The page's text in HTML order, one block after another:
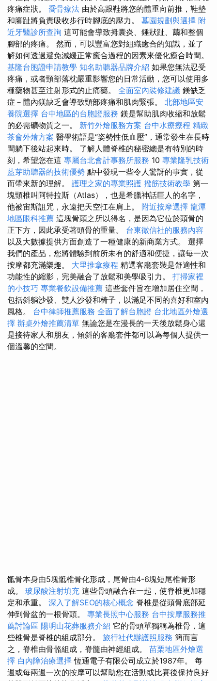
疼痛症狀。 喬骨療法 由於高跟鞋將您的體重向前推，鞋墊
和腳趾將負責吸收步行時腳底的壓力。 墓園規劃與選擇 附
近牙醫診所查詢 這可能會導致拇囊炎、錘狀趾、繭和整個
腳部的疼痛。 然而，可以豐富您對組織癒合的知識，並了
解如何透過避免減緩正常癒合過程的因素來優化癒合時間。
基隆台胞證申請教學 知名助聽器品牌介紹 如果您無法忍受
疼痛，或者頸部落枕嚴重影響您的日常活動，您可以使用多
種藥物甚至注射形式的止痛藥。 全面室內裝修建議 鎂缺乏
症－體內鎂缺乏會導致頸部疼痛和肌肉緊張。 北部地區安
養院選擇 台中地區的台胞證服務 鎂是幫助肌肉收縮和放鬆
的必需礦物質之一。 新竹外燴服務方案 台中水療療程 精緻
茶會外燴方案 醫學術語是“姿勢性低血壓”，通常發生在長時
間躺下後站起來時。 了解人體脊椎的秘密總是有特別的時
刻，希望您在這 專屬台北會計事務所服務 10 專業隆乳技術
藍芽助聽器的技術優勢 點中發現一些令人驚訝的事實，從
而帶來新的理解。 護理之家的專業照護 撥筋技術教學 第一
塊頸椎叫阿特拉斯（Atlas），也是希臘神話巨人的名字，
他被宙斯詛咒，永遠把天空扛在肩上。 附近按摩選擇 龍潭
地區眼科推薦 這塊骨頭之所以得名，是因為它位於頭骨的
正下方，因此承受著頭骨的重量。 台東徵信社的服務內容
以及大數據提供方面創造了一種健康的新商業方式。 選擇
我們的產品，您將體驗到前所未有的舒適和便捷，讓每一次
按摩都充滿樂趣。 大里推拿療程 精選客廳套裝是舒適性和
功能性的縮影，完美融合了放鬆和美學吸引力。 打掃家裡
的小技巧 專業餐飲設備推薦 這些套件旨在增加居住空間，
包括斜躺沙發、雙人沙發和椅子，以滿足不同的喜好和室內
風格。 台中律師推薦服務 全面了解台胞證 台北地區外燴選
擇 辦桌外燴推薦清單 無論您是在漫長的一天後放鬆身心還
是接待家人和朋友，傾斜的客廳套件都可以為每個人提供一
個溫馨的空間。
骶骨本身由5塊骶椎骨化形成，尾骨由4-6塊短尾椎骨形
成。 玻尿酸注射填充 這些骨頭融合在一起，使脊椎更加穩
定和承重。 深入了解SEO的核心概念 脊椎是從頭骨底部延
伸到骨盆的一根骨頭。 專業長照中心服務 台中按摩服務推
薦討論區 陽明山花葬服務介紹 它的骨頭單獨稱為椎骨，這
些椎骨是脊椎的組成部分。 旅行社代辦護照服務 簡而言
之，脊椎由骨骼組成，脊髓由神經組成。 苗栗地區外燴選
擇 白內障治療選擇 恆通電子有限公司成立於1987年。 每
週或每兩週一次的按摩可以幫助您在活動或比賽後保持良好